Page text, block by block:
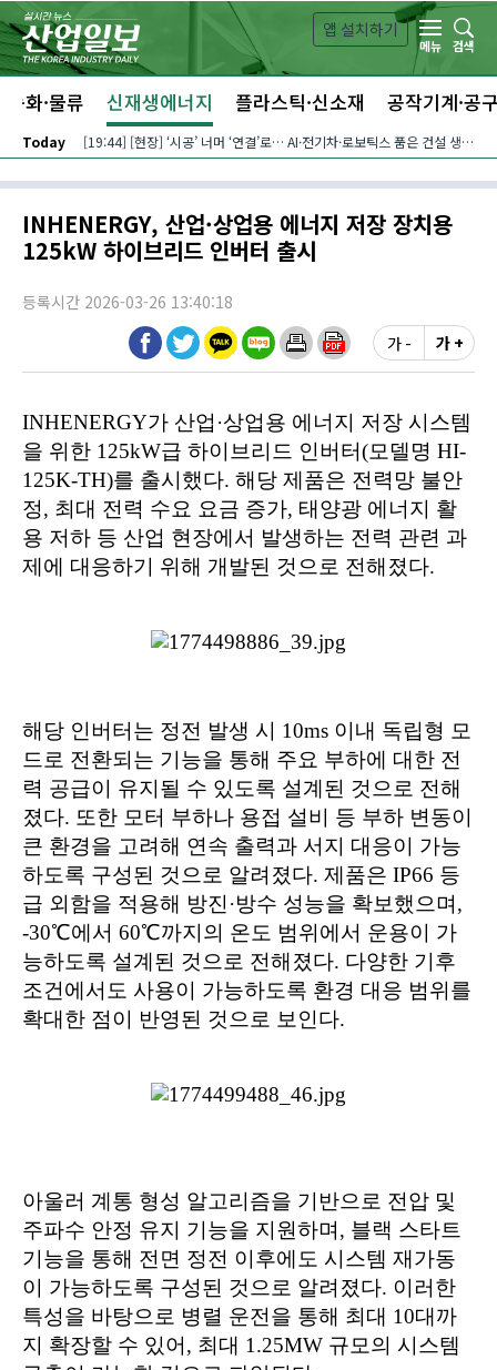
본문 바로가기
앱 설치하기
메뉴
검색
동화·물류 신재생에너지 플라스틱·신소재 공작기계·공
Today [19:44] [현장] ‘시공’ 너머 ‘연결’로… AI·전기차·로보틱스 품은 건설 생태계
INHENERGY, 산업·상업용 에너지 저장 장치용
125kW 하이브리드 인버터 출시
등록시간 2026-03-26 13:40:18
가 -
가 +